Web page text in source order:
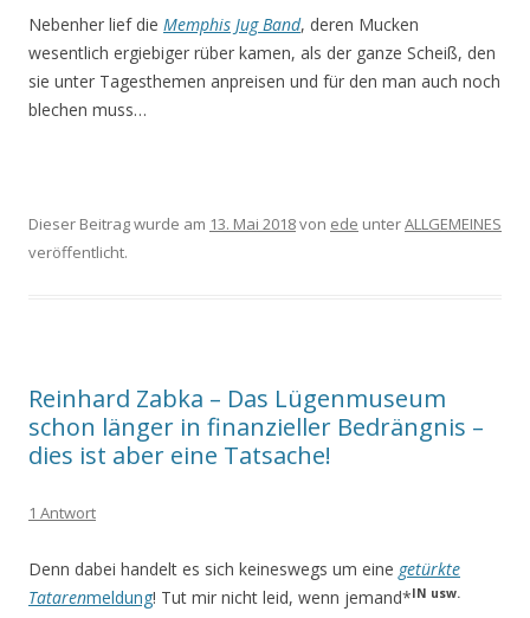
Nebenher lief die Memphis Jug Band, deren Mucken
wesentlich ergiebiger rüber kamen, als der ganze Scheiß, den
sie unter Tagesthemen anpreisen und für den man auch noch
blechen muss…
Dieser Beitrag wurde am 13. Mai 2018von ede unterALLGEMEINES
veröffentlicht.
Reinhard Zabka – Das Lügenmuseum
schon länger in finanzieller Bedrängnis –
dies ist aber eine Tatsache!
1 Antwort
Denn dabei handelt es sich keineswegs um eine getürkte
Tatarenmeldung! Tut mir nicht leid, wenn jemand*IN usw.